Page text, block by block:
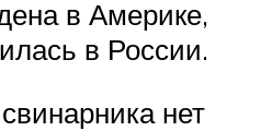
в Америке,
в России.
нет